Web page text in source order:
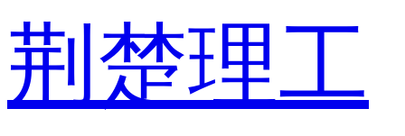
荆楚理工